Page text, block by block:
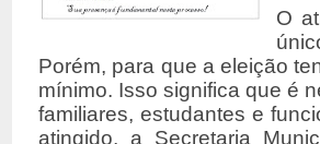
O
Porém, para que a eleição
mínimo. Isso significa que é
familiares, estudantes e
atingido, a Secretaria